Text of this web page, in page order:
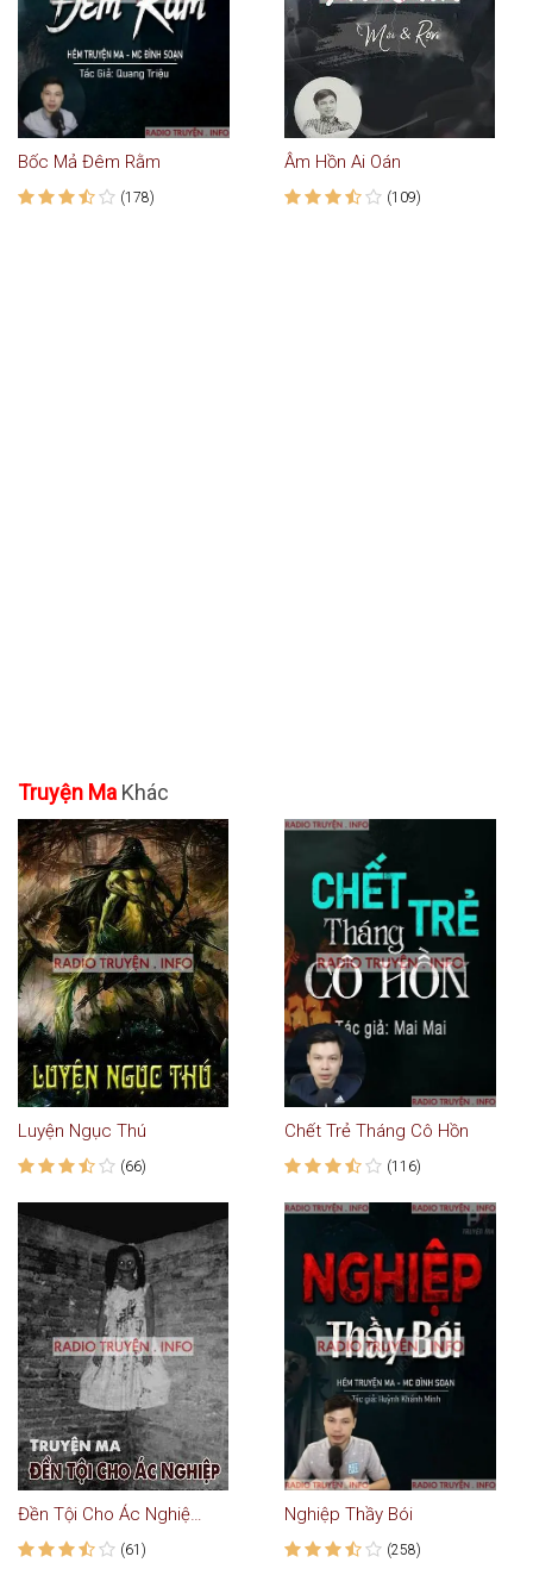
Bốc Mả Đêm Rằm
(178)
Âm Hồn Ai Oán
(109)
Truyện Ma Khác
Luyện Ngục Thú
(66)
Chết Trẻ Tháng Cô Hồn
(116)
Đền Tội Cho Ác Nghiệp - Truyện Ma
(61)
Nghiệp Thầy Bói
(258)